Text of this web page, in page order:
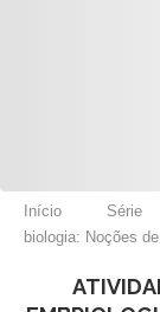
Início Série
biologia: Noções